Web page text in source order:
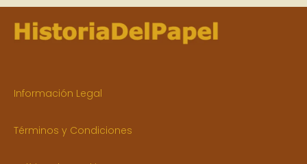
Información Legal
Términos y Condiciones